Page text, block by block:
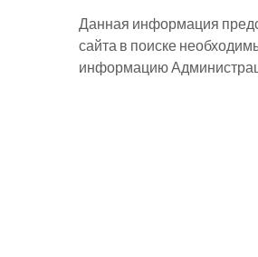
Данная информация
сайта в поиске
информацию